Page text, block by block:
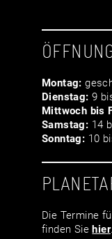
Montag:
Dienstag: 9
Mittwoch bis
Samstag: 14
Sonntag: 10
Die Termine
finden Siehier.